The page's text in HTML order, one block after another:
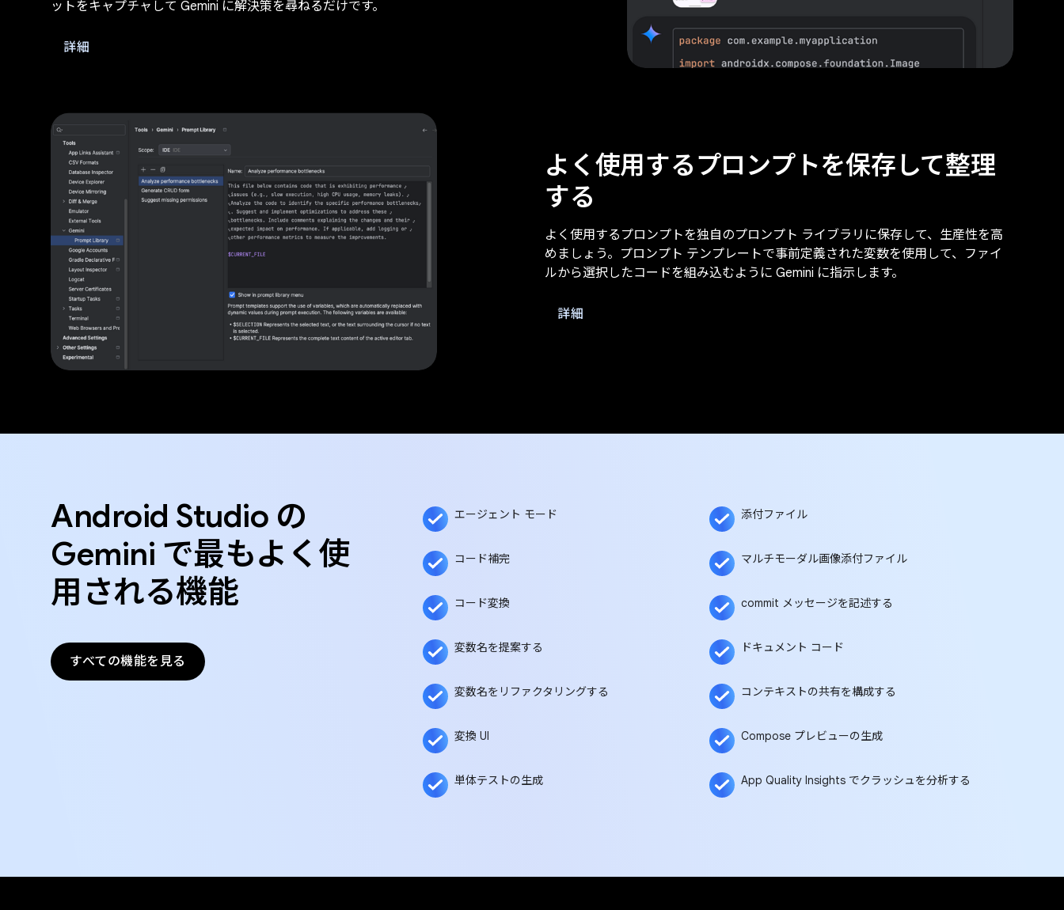
ットをキャプチャして Gemini に解決策を尋ねるだけです。
詳細
よく使用するプロンプトを保存して整理
する
よく使用するプロンプトを独自のプロンプト ライブラリに保存して、生産性を高
めましょう。プロンプト テンプレートで事前定義された変数を使用して、ファイ
ルから選択したコードを組み込むように Gemini に指示します。
詳細
Android Studio の
Gemini で最もよく使
用される機能
すべての機能を見る
エージェント モード
コード補完
コード変換
変数名を提案する
変数名をリファクタリングする
変換 UI
単体テストの生成
添付ファイル
マルチモーダル画像添付ファイル
commit メッセージを記述する
ドキュメント コード
コンテキストの共有を構成する
Compose プレビューの生成
App Quality Insights でクラッシュを分析する